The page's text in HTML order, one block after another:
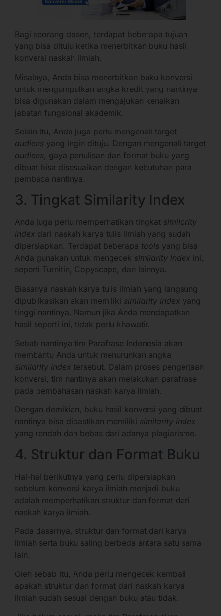
Bagi seorang dosen, terdapat beberapa tujuan
yang bisa dituju ketika menerbitkan buku hasil
konversi naskah ilmiah.
Misalnya, Anda bisa menerbitkan buku konversi
untuk mengumpulkan angka kredit yang nantinya
bisa digunakan dalam mengajukan kenaikan
jabatan fungsional akademik.
Selain itu, Anda juga perlu mengenali target
audiens yang ingin dituju. Dengan mengenali target
audiens , gaya penulisan dan format buku yang
dibuat bisa disesuaikan dengan kebutuhan para
pembaca nantinya.
3. Tingkat Similarity Index
Anda juga perlu memperhatikan tingkat similarity
index dari naskah karya tulis ilmiah yang sudah
dipersiapkan. Terdapat beberapa tools yang bisa
Anda gunakan untuk mengecek similarity index ini,
seperti Turnitin, Copyscape, dan lainnya.
Biasanya naskah karya tulis ilmiah yang langsung
dipublikasikan akan memiliki similarity index yang
tinggi nantinya. Namun jika Anda mendapatkan
hasil seperti ini, tidak perlu khawatir.
Sebab nantinya tim Parafrase Indonesia akan
membantu Anda untuk menurunkan angka
similarity index tersebut. Dalam proses pengerjaan
konversi, tim nantinya akan melakukan parafrase
pada pembahasan naskah karya ilmiah.
Dengan demikian, buku hasil konversi yang dibuat
nantinya bisa dipastikan memiliki similarity index
yang rendah dan bebas dari adanya plagiarisme.
4. Struktur dan Format Buku
Hal-hal berikutnya yang perlu dipersiapkan
sebelum konversi karya ilmiah menjadi buku
adalah memperhatikan struktur dan format dari
naskah karya ilmiah.
Pada dasarnya, struktur dan format dari karya
ilmiah serta buku saling berbeda antara satu sama
lain.
Oleh sebab itu, Anda perlu mengecek kembali
apakah struktur dan format dari naskah karya
ilmiah sudah sesuai dengan buku atau tidak.